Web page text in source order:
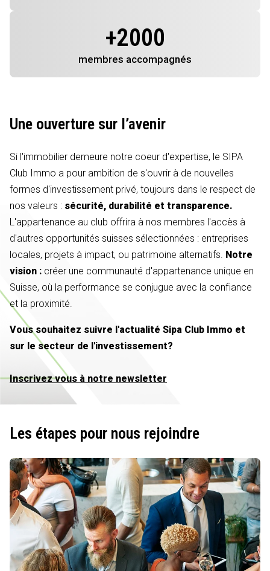
+2000
membres accompagnés
Une ouverture sur l’avenir
Si l'immobilier demeure notre coeur d'expertise, le SIPA
Club Immo a pour ambition de s'ouvrir à de nouvelles
formes d'investissement privé, toujours dans le respect de
nos valeurs : sécurité, durabilité et transparence.
L'appartenance au club offrira à nos membres l'accès à
d'autres opportunités suisses sélectionnées : entreprises
locales, projets à impact, ou patrimoine alternatifs. Notre
vision : créer une communauté d'appartenance unique en
Suisse, où la performance se conjugue avec la confiance
et la proximité.
Vous souhaitez suivre l'actualité Sipa Club Immo et
sur le secteur de l'investissement?
Inscrivez vous à notre newsletter
Les étapes pour nous rejoindre